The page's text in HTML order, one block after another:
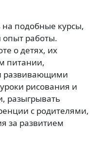
на подобные курсы,
опыт работы.
о детях, их
питании,
развивающими
рисования и
разыгрывать
с родителями,
за развитием